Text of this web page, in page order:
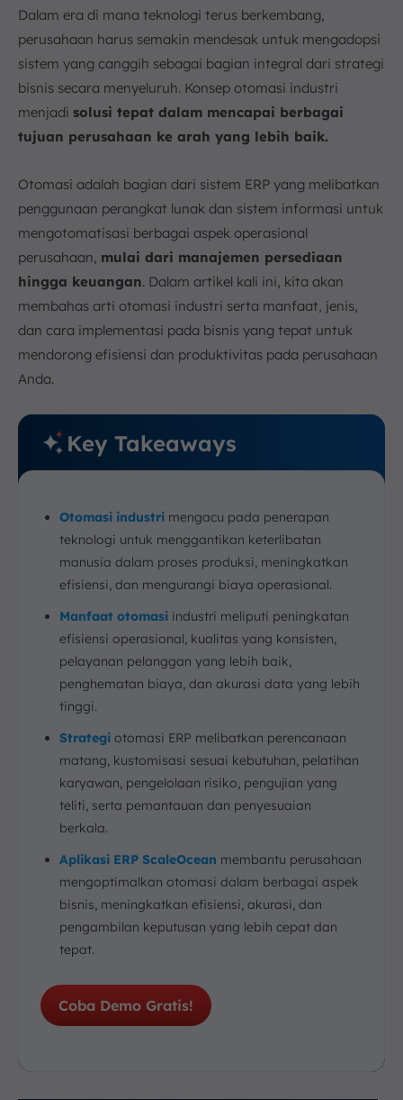
d. Interface Operator
e. Sistem Komunikasi
a. Manufaktur
b. Logistik
c. Proses
d. Energi
6. Strategi Implementasi Otomasi ERP
a. Perencanaan yang Matang
b. Kustomisasi yang Sesuai
c. Pelatihan dan Penyuluhan Karyawan
f. Pemantauan dan Penyesuaian
7. Kesimpulan
Dalam era di mana teknologi terus berkembang,
perusahaan harus semakin mendesak untuk mengadopsi
sistem yang canggih sebagai bagian integral dari strategi
bisnis secara menyeluruh. Konsep otomasi industri
menjadi solusi tepat dalam mencapai berbagai
tujuan perusahaan ke arah yang lebih baik.
Otomasi adalah bagian dari sistem ERP yang melibatkan
penggunaan perangkat lunak dan sistem informasi untuk
mengotomatisasi berbagai aspek operasional
perusahaan, mulai dari manajemen persediaan
hingga keuangan. Dalam artikel kali ini, kita akan
membahas arti otomasi industri serta manfaat, jenis,
dan cara implementasi pada bisnis yang tepat untuk
mendorong efisiensi dan produktivitas pada perusahaan
Anda.
Key Takeaways
Otomasi industri mengacu pada penerapan
teknologi untuk menggantikan keterlibatan
manusia dalam proses produksi, meningkatkan
efisiensi, dan mengurangi biaya operasional.
Manfaat otomasi industri meliputi peningkatan
efisiensi operasional, kualitas yang konsisten,
pelayanan pelanggan yang lebih baik,
penghematan biaya, dan akurasi data yang lebih
tinggi.
Strategi otomasi ERP melibatkan perencanaan
matang, kustomisasi sesuai kebutuhan, pelatihan
karyawan, pengelolaan risiko, pengujian yang
teliti, serta pemantauan dan penyesuaian
berkala.
Aplikasi ERP ScaleOcean membantu perusahaan
mengoptimalkan otomasi dalam berbagai aspek
bisnis, meningkatkan efisiensi, akurasi, dan
pengambilan keputusan yang lebih cepat dan
tepat.
Coba Demo Gratis!